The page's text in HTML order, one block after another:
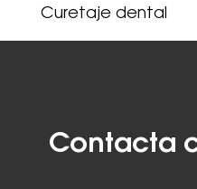
Curetaje dental
Contacta